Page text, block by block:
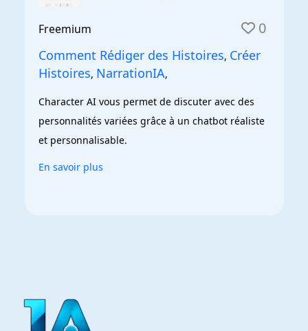
Freemium 0
Comment Rédiger des Histoires, Créer
Histoires, NarrationIA,
Character AI vous permet de discuter avec des
personnalités variées grâce à un chatbot réaliste
et personnalisable.
En savoir plus